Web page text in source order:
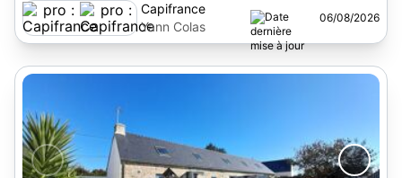
Capifrance
Yann Colas
06/08/2026